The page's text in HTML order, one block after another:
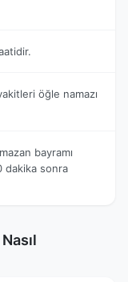
öğle namazı
bayramı
dakika sonra